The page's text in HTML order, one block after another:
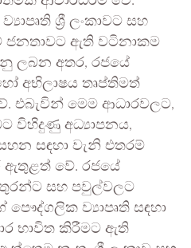
ශ්‍රී ලංකාවට සහ
ඇති වටිනාකම
ලබන අතර, රජයේ
අභිලාෂය තෘප්තිමත්
එබැවින් මෙම ආධාරවලට,
විහිදුණු අධ්‍යාපනය,
සඳහා වැනි එතරම්
ඇතුළත් වේ. රජයේ
සහ පවුල්වලට
ව්‍යාපෘති සඳහා
භාවිත කිරීමට ඇති